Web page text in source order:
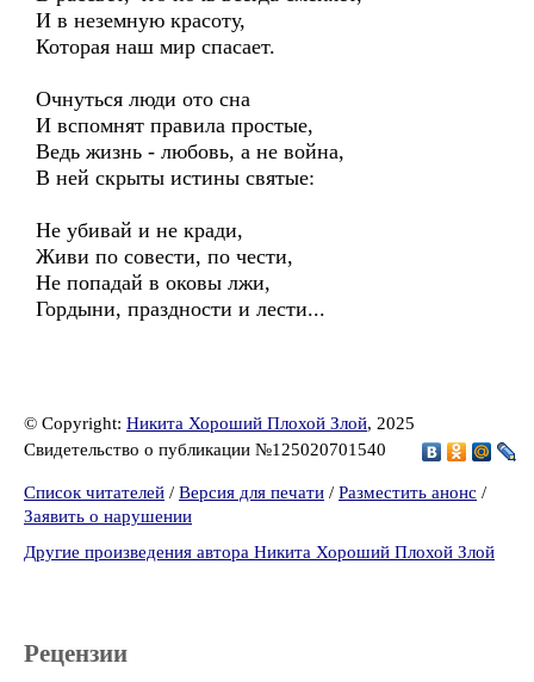
И в неземную красоту,
Которая наш мир спасает.
Очнуться люди ото сна
И вспомнят правила простые,
Ведь жизнь - любовь, а не война,
В ней скрыты истины святые:
Не убивай и не кради,
Живи по совести, по чести,
Не попадай в оковы лжи,
Гордыни, праздности и лести...
© Copyright: Никита Хороший Плохой Злой, 2025
Свидетельство о публикации №125020701540
Список читателей / Версия для печати / Разместить анонс /
Заявить о нарушении
Другие произведения автора Никита Хороший Плохой Злой
Рецензии